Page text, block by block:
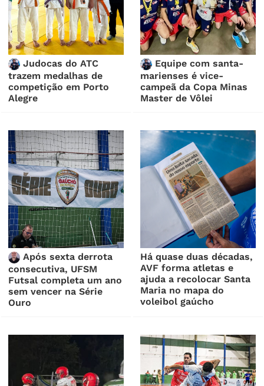
Judocas do ATC
trazem medalhas de
competição em Porto
Alegre
Equipe com santa-
marienses é vice-
campeã da Copa Minas
Master de Vôlei
Após sexta derrota
consecutiva, UFSM
Futsal completa um ano
sem vencer na Série
Ouro
Há quase duas décadas,
AVF forma atletas e
ajuda a recolocar Santa
Maria no mapa do
voleibol gaúcho